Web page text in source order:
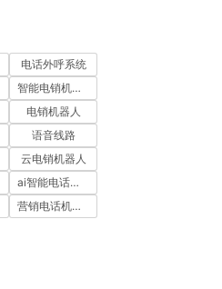
电话外呼系统
智能电销机器人
电销机器人
语音线路
云电销机器人
ai智能电话机器人
营销电话机器人